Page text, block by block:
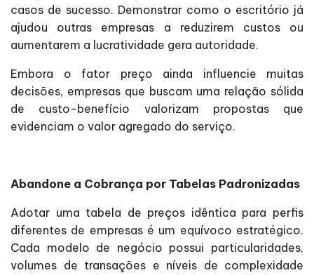
casos de sucesso. Demonstrar como o escritório já
ajudou outras empresas a reduzirem custos ou
aumentarem a lucratividade gera autoridade.
Embora o fator preço ainda influencie muitas
decisões, empresas que buscam uma relação sólida
de custo-benefício valorizam propostas que
evidenciam o valor agregado do serviço.
Abandone a Cobrança por Tabelas Padronizadas
Adotar uma tabela de preços idêntica para perfis
diferentes de empresas é um equívoco estratégico.
Cada modelo de negócio possui particularidades,
volumes de transações e níveis de complexidade